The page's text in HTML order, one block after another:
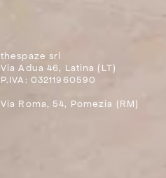
thespaze srl
Via Adua 46, Latina (LT)
P.IVA: 03211960590
Via Roma, 54, Pomezia (RM)